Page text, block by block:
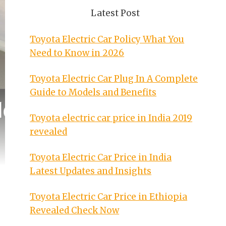
Latest Post
Toyota Electric Car Policy What You
Need to Know in 2026
Toyota Electric Car Plug In A Complete
Guide to Models and Benefits
Toyota electric car price in India 2019
revealed
Toyota Electric Car Price in India
Latest Updates and Insights
Toyota Electric Car Price in Ethiopia
Revealed Check Now